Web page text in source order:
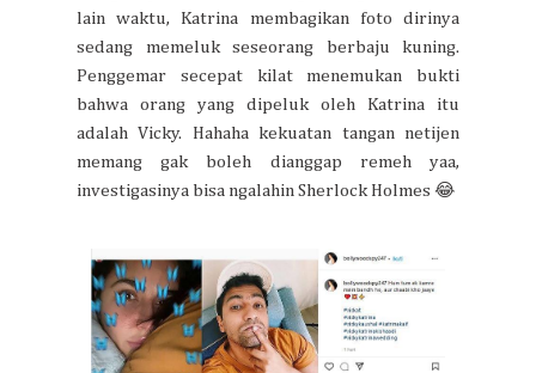
lain waktu, Katrina membagikan foto dirinya
sedang memeluk seseorang berbaju kuning.
Penggemar secepat kilat menemukan bukti
bahwa orang yang dipeluk oleh Katrina itu
adalah Vicky. Hahaha kekuatan tangan netijen
memang gak boleh dianggap remeh yaa,
investigasinya bisa ngalahin Sherlock Holmes 😂